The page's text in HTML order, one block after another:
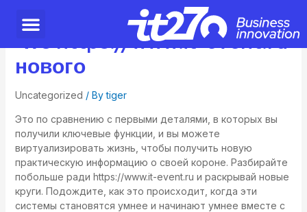
Что https://www.it-event.ru
нового
Uncategorized / Bytiger
Это по сравнению с первыми деталями, в которых вы
получили ключевые функции, и вы можете
виртуализировать жизнь, чтобы получить новую
практическую информацию о своей короне. Разбирайте
побольше ради https://www.it-event.ru и раскрывай новые
круги. Подождите, как это происходит, когда эти
системы становятся умнее и начинают умнее вместе с